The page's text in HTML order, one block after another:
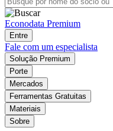
Econodata Premium
Entre
Fale com um especialista
Solução Premium
Porte
Mercados
Ferramentas Gratuitas
Materiais
Sobre